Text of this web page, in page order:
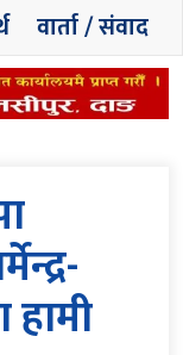
वार्ता / संवाद